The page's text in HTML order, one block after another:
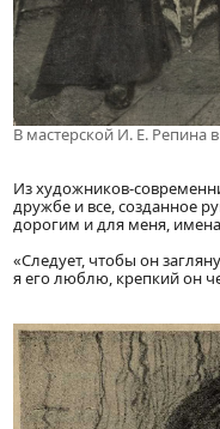
В мастерской И. Е. Репина
Из художников-
дружбе и все, созданное
дорогим и для меня,
«Следует, чтобы он
я его люблю, крепкий он